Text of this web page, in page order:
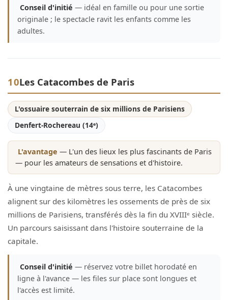
Conseil d'initié — idéal en famille ou pour une sortie
originale ; le spectacle ravit les enfants comme les
adultes.
10Les Catacombes de Paris
L'ossuaire souterrain de six millions de Parisiens
Denfert-Rochereau (14ᵉ)
L'avantage — L'un des lieux les plus fascinants de Paris
— pour les amateurs de sensations et d'histoire.
À une vingtaine de mètres sous terre, les Catacombes
alignent sur des kilomètres les ossements de près de six
millions de Parisiens, transférés dès la fin du XVIIIᵉ siècle.
Un parcours saisissant dans l'histoire souterraine de la
capitale.
Conseil d'initié — réservez votre billet horodaté en
ligne à l'avance — les files sur place sont longues et
l'accès est limité.